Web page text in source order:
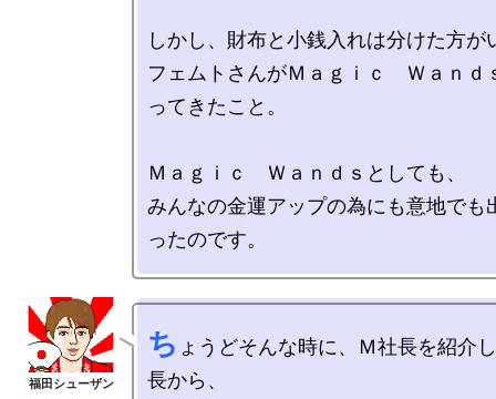
しかし、財布と小銭入れは分けた方が
フェムトさんがＭａｇｉｃ　Ｗａｎｄ
ってきたこと。
Ｍａｇｉｃ　Ｗａｎｄｓとしても、
みんなの金運アップの為にも意地でも
ち ょうどそんな時に、Ｍ社長を紹介
長から、